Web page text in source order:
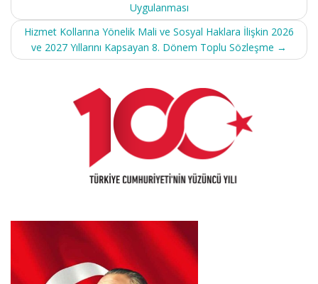
Uygulanması
Hizmet Kollarına Yönelik Mali ve Sosyal Haklara İlişkin 2026
ve 2027 Yıllarını Kapsayan 8. Dönem Toplu Sözleşme →